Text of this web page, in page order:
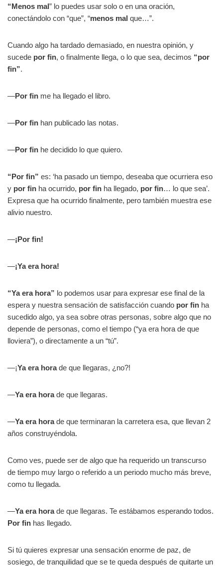
“Menos mal” lo puedes usar solo o en una oración,
conectándolo con “que”, “menos mal que…”.
Cuando algo ha tardado demasiado, en nuestra opinión, y
sucede por fin, o finalmente llega, o lo que sea, decimos “por
fin”.
—Por fin me ha llegado el libro.
—Por fin han publicado las notas.
—Por fin he decidido lo que quiero.
“Por fin” es: ‘ha pasado un tiempo, deseaba que ocurriera eso
y por fin ha ocurrido, por fin ha llegado, por fin… lo que sea’.
Expresa que ha ocurrido finalmente, pero también muestra ese
alivio nuestro.
—¡Por fin!
—¡Ya era hora!
“Ya era hora” lo podemos usar para expresar ese final de la
espera y nuestra sensación de satisfacción cuando por fin ha
sucedido algo, ya sea sobre otras personas, sobre algo que no
depende de personas, como el tiempo (“ya era hora de que
lloviera”), o directamente a un “tú”.
—¡Ya era horade que llegaras, ¿no?!
—Ya era horade que llegaras.
—Ya era horade que terminaran la carretera esa, que llevan 2
años construyéndola.
Como ves, puede ser de algo que ha requerido un transcurso
de tiempo muy largo o referido a un periodo mucho más breve,
como tu llegada.
—Ya era horade que llegaras. Te estábamos esperando todos.
Por fin has llegado.
Si tú quieres expresar una sensación enorme de paz, de
sosiego, de tranquilidad que se te queda después de quitarte un